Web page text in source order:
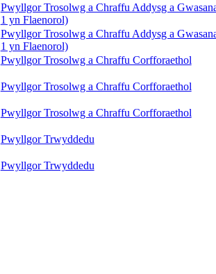
Pwyllgor Trosolwg a Chraffu Addysg a
1 yn Flaenorol)
Pwyllgor Trosolwg a Chraffu Addysg a
1 yn Flaenorol)
Pwyllgor Trosolwg a Chraffu Corfforaethol
Pwyllgor Trosolwg a Chraffu Corfforaethol
Pwyllgor Trosolwg a Chraffu Corfforaethol
Pwyllgor Trwyddedu
Pwyllgor Trwyddedu